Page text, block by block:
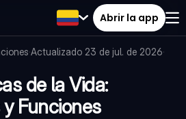
Abrir la app
·Actualizado 23 de jul. de 2026·
de la Vida:
Funciones